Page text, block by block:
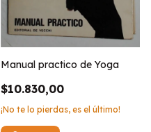
Manual practico de Yoga
$10.830,00
¡No te lo pierdas, es el último!